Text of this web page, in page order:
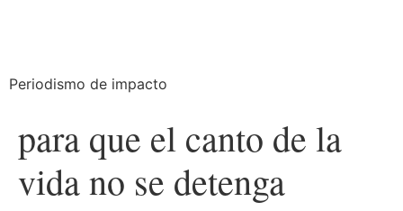
Periodismo de impacto
para que el canto de la
vida no se detenga